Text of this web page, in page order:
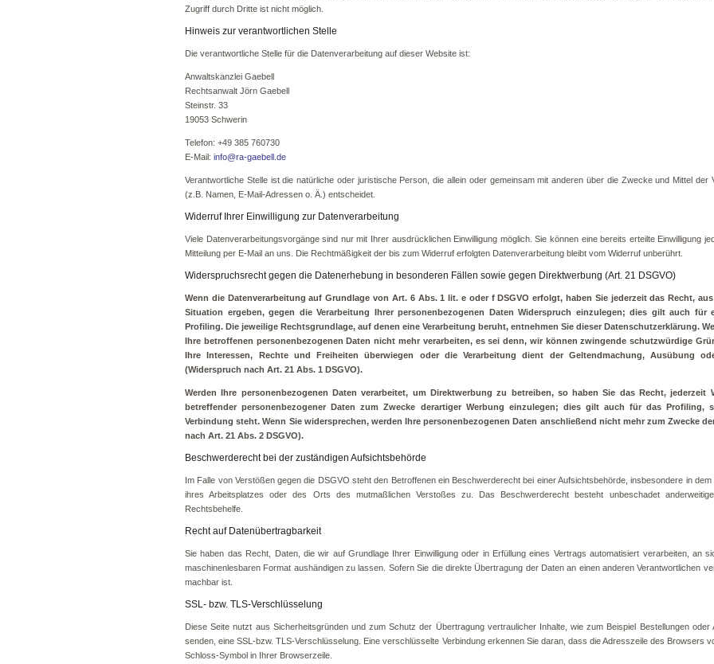
Zugriff durch Dritte ist nicht möglich.
Hinweis zur verantwortlichen Stelle
Die verantwortliche Stelle für die Datenverarbeitung auf dieser Website ist:
Anwaltskanzlei Gaebell
Rechtsanwalt Jörn Gaebell
Steinstr. 33
19053 Schwerin
Telefon: +49 385 760730
E-Mail: info@ra-gaebell.de
Verantwortliche Stelle ist die natürliche oder juristische Person, die allein oder gemeinsam mit anderen über die Zwecke und Mittel der
(z.B. Namen, E-Mail-Adressen o. Ä.) entscheidet.
Widerruf Ihrer Einwilligung zur Datenverarbeitung
Viele Datenverarbeitungsvorgänge sind nur mit Ihrer ausdrücklichen Einwilligung möglich. Sie können eine bereits erteilte Einwilligung
Mitteilung per E-Mail an uns. Die Rechtmäßigkeit der bis zum Widerruf erfolgten Datenverarbeitung bleibt vom Widerruf unberührt.
Widerspruchsrecht gegen die Datenerhebung in besonderen Fällen sowie gegen Direktwerbung (Art. 21 DSGVO)
Wenn die Datenverarbeitung auf Grundlage von Art. 6 Abs. 1 lit. e oder f DSGVO erfolgt, haben Sie jederzeit das Recht,
Situation ergeben, gegen die Verarbeitung Ihrer personenbezogenen Daten Widerspruch einzulegen; dies gilt auch
Profiling. Die jeweilige Rechtsgrundlage, auf denen eine Verarbeitung beruht, entnehmen Sie dieser Datenschutzerklärung.
Ihre betroffenen personenbezogenen Daten nicht mehr verarbeiten, es sei denn, wir können zwingende schutzwürdige
Ihre Interessen, Rechte und Freiheiten überwiegen oder die Verarbeitung dient der Geltendmachung, Ausübung
(Widerspruch nach Art. 21 Abs. 1 DSGVO).
Werden Ihre personenbezogenen Daten verarbeitet, um Direktwerbung zu betreiben, so haben Sie das Recht, jederzeit
betreffender personenbezogener Daten zum Zwecke derartiger Werbung einzulegen; dies gilt auch für das
Verbindung steht. Wenn Sie widersprechen, werden Ihre personenbezogenen Daten anschließend nicht mehr zum Zwecke
nach Art. 21 Abs. 2 DSGVO).
Beschwerderecht bei der zuständigen Aufsichtsbehörde
Im Falle von Verstößen gegen die DSGVO steht den Betroffenen ein Beschwerderecht bei einer Aufsichtsbehörde, insbesondere in
ihres Arbeitsplatzes oder des Orts des mutmaßlichen Verstoßes zu. Das Beschwerderecht besteht unbeschadet
Rechtsbehelfe.
Recht auf Datenübertragbarkeit
Sie haben das Recht, Daten, die wir auf Grundlage Ihrer Einwilligung oder in Erfüllung eines Vertrags automatisiert verarbeiten, an
maschinenlesbaren Format aushändigen zu lassen. Sofern Sie die direkte Übertragung der Daten an einen anderen Verantwortlichen
machbar ist.
SSL- bzw. TLS-Verschlüsselung
Diese Seite nutzt aus Sicherheitsgründen und zum Schutz der Übertragung vertraulicher Inhalte, wie zum Beispiel Bestellungen
senden, eine SSL-bzw. TLS-Verschlüsselung. Eine verschlüsselte Verbindung erkennen Sie daran, dass die Adresszeile des Browsers
Schloss-Symbol in Ihrer Browserzeile.